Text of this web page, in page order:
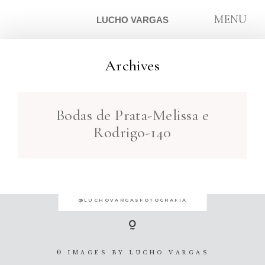
LUCHO VARGAS MENU
Archives
Bodas de Prata-Melissa e
Rodrigo-140
SOBRE
@LUCHOVARGASFOTOGRAFIA
© IMAGES BY LUCHO VARGAS